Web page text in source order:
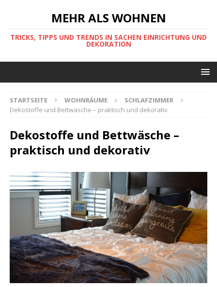
MEHR ALS WOHNEN
TRICKS, TIPPS UND TRENDS IN SACHEN EINRICHTUNG UND
DEKORATION
STARTSEITE WOHNRÄUME
SCHLAFZIMMER
Dekostoffe und Bettwäsche – praktisch und dekorativ
Dekostoffe und Bettwäsche –
praktisch und dekorativ